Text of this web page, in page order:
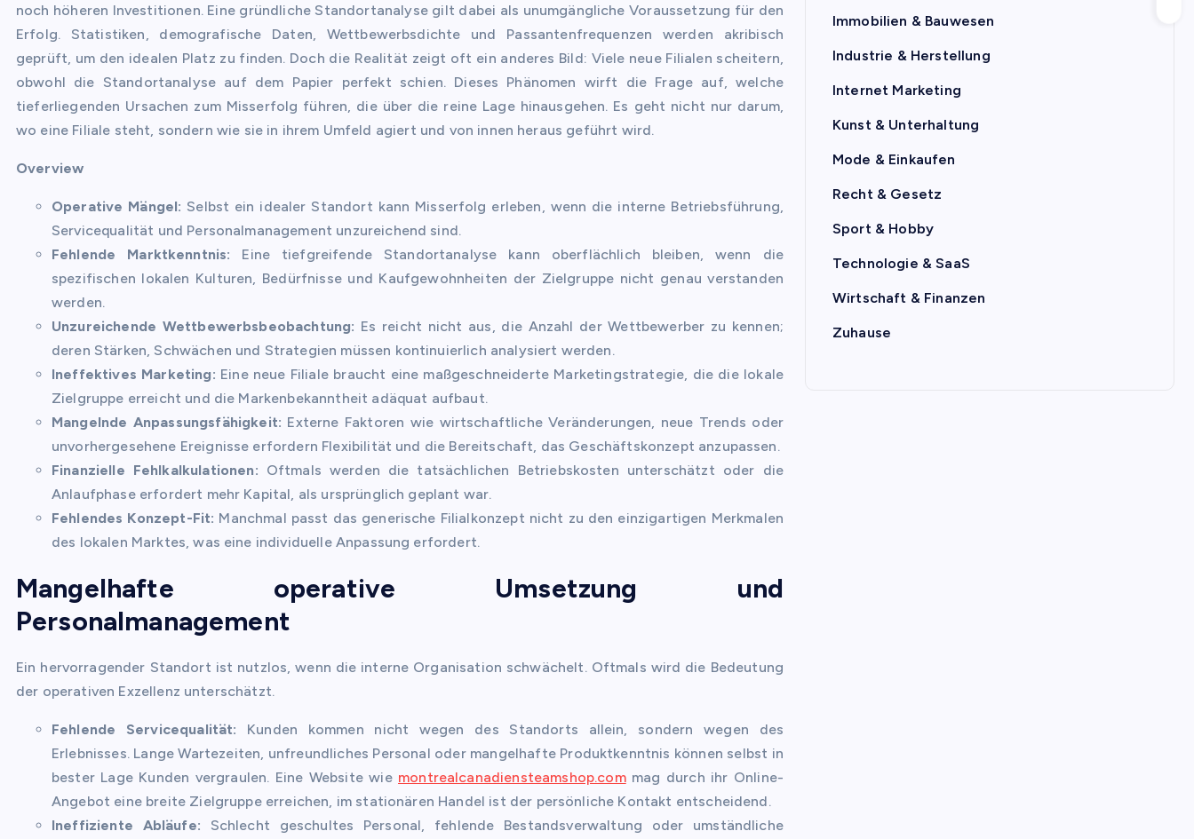
noch höheren Investitionen. Eine gründliche Standortanalyse gilt dabei als unumgängliche Voraussetzung für den
Erfolg. Statistiken, demografische Daten, Wettbewerbsdichte und Passantenfrequenzen werden akribisch
geprüft, um den idealen Platz zu finden. Doch die Realität zeigt oft ein anderes Bild: Viele neue Filialen scheitern,
obwohl die Standortanalyse auf dem Papier perfekt schien. Dieses Phänomen wirft die Frage auf, welche
tieferliegenden Ursachen zum Misserfolg führen, die über die reine Lage hinausgehen. Es geht nicht nur darum,
wo eine Filiale steht, sondern wie sie in ihrem Umfeld agiert und von innen heraus geführt wird.
Overview
Operative Mängel: Selbst ein idealer Standort kann Misserfolg erleben, wenn die interne Betriebsführung,
Servicequalität und Personalmanagement unzureichend sind.
Fehlende Marktkenntnis: Eine tiefgreifende Standortanalyse kann oberflächlich bleiben, wenn die
spezifischen lokalen Kulturen, Bedürfnisse und Kaufgewohnheiten der Zielgruppe nicht genau verstanden
werden.
Unzureichende Wettbewerbsbeobachtung: Es reicht nicht aus, die Anzahl der Wettbewerber zu kennen;
deren Stärken, Schwächen und Strategien müssen kontinuierlich analysiert werden.
Ineffektives Marketing: Eine neue Filiale braucht eine maßgeschneiderte Marketingstrategie, die die lokale
Zielgruppe erreicht und die Markenbekanntheit adäquat aufbaut.
Mangelnde Anpassungsfähigkeit: Externe Faktoren wie wirtschaftliche Veränderungen, neue Trends oder
unvorhergesehene Ereignisse erfordern Flexibilität und die Bereitschaft, das Geschäftskonzept anzupassen.
Finanzielle Fehlkalkulationen: Oftmals werden die tatsächlichen Betriebskosten unterschätzt oder die
Anlaufphase erfordert mehr Kapital, als ursprünglich geplant war.
Fehlendes Konzept-Fit: Manchmal passt das generische Filialkonzept nicht zu den einzigartigen Merkmalen
des lokalen Marktes, was eine individuelle Anpassung erfordert.
Mangelhafte operative Umsetzung und
Personalmanagement
Ein hervorragender Standort ist nutzlos, wenn die interne Organisation schwächelt. Oftmals wird die Bedeutung
der operativen Exzellenz unterschätzt.
Fehlende Servicequalität: Kunden kommen nicht wegen des Standorts allein, sondern wegen des
Erlebnisses. Lange Wartezeiten, unfreundliches Personal oder mangelhafte Produktkenntnis können selbst in
bester Lage Kunden vergraulen. Eine Website wie montrealcanadiensteamshop.commag durch ihr Online-
Angebot eine breite Zielgruppe erreichen, im stationären Handel ist der persönliche Kontakt entscheidend.
Ineffiziente Abläufe: Schlecht geschultes Personal, fehlende Bestandsverwaltung oder umständliche
Immobilien & Bauwesen
Industrie & Herstellung
Internet Marketing
Kunst & Unterhaltung
Mode & Einkaufen
Recht & Gesetz
Sport & Hobby
Technologie & SaaS
Wirtschaft & Finanzen
Zuhause